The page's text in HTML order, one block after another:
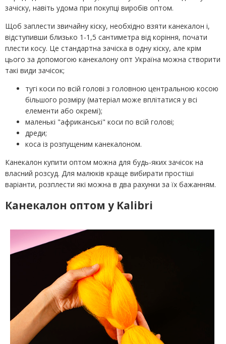
зачіску, навіть удома при покупці виробів оптом.
Щоб заплести звичайну кіску, необхідно взяти канекалон і,
відступивши близько 1-1,5 сантиметра від коріння, почати
плести косу. Це стандартна зачіска в одну кіску, але крім
цього за допомогою канекалону опт Україна можна створити
такі види зачісок;
тугі коси по всій голові з головною центральною косою
більшого розміру (матеріал може вплітатися у всі
елементи або окремі);
маленькі "африканські" коси по всій голові;
дреди;
коса із розпущеним канекалоном.
Канекалон купити оптом можна для будь-яких зачісок на
власний розсуд. Для малюків краще вибирати простіші
варіанти, розплести які можна в два рахунки за їх бажанням.
Канекалон оптом у Kalibri